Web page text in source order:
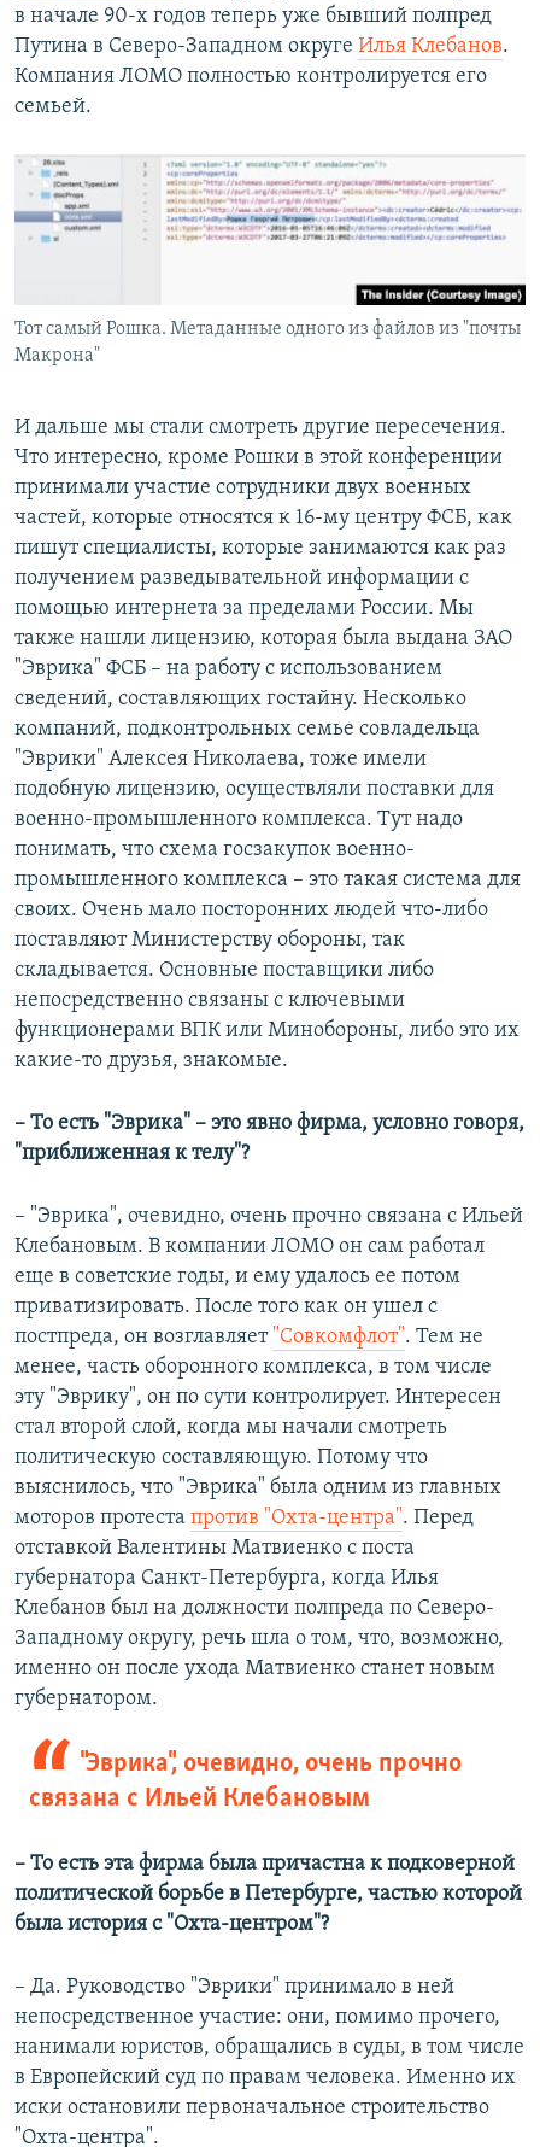
в начале 90-х годов теперь уже бывший полпред
Путина в Северо-Западном округе Илья Клебанов.
Компания ЛОМО полностью контролируется его
семьей.
Тот самый Рошка. Метаданные одного из файлов из "почты
Макрона"
И дальше мы стали смотреть другие пересечения.
Что интересно, кроме Рошки в этой конференции
принимали участие сотрудники двух военных
частей, которые относятся к 16-му центру ФСБ, как
пишут специалисты, которые занимаются как раз
получением разведывательной информации с
помощью интернета за пределами России. Мы
также нашли лицензию, которая была выдана ЗАО
"Эврика" ФСБ – на работу с использованием
сведений, составляющих гостайну. Несколько
компаний, подконтрольных семье совладельца
"Эврики" Алексея Николаева, тоже имели
подобную лицензию, осуществляли поставки для
военно-промышленного комплекса. Тут надо
понимать, что схема госзакупок военно-
промышленного комплекса – это такая система для
своих. Очень мало посторонних людей что-либо
поставляют Министерству обороны, так
складывается. Основные поставщики либо
непосредственно связаны с ключевыми
функционерами ВПК или Минобороны, либо это их
какие-то друзья, знакомые.
– То есть "Эврика" – это явно фирма, условно говоря,
"приближенная к телу"?
– "Эврика", очевидно, очень прочно связана с Ильей
Клебановым. В компании ЛОМО он сам работал
еще в советские годы, и ему удалось ее потом
приватизировать. После того как он ушел с
постпреда, он возглавляет "Совкомфлот". Тем не
менее, часть оборонного комплекса, в том числе
эту "Эврику", он по сути контролирует. Интересен
стал второй слой, когда мы начали смотреть
политическую составляющую. Потому что
выяснилось, что "Эврика" была одним из главных
моторов протеста против "Охта-центра". Перед
отставкой Валентины Матвиенко с поста
губернатора Санкт-Петербурга, когда Илья
Клебанов был на должности полпреда по Северо-
Западному округу, речь шла о том, что, возможно,
именно он после ухода Матвиенко станет новым
губернатором.
"Эврика", очевидно, очень прочно
связана с Ильей Клебановым
– То есть эта фирма была причастна к подковерной
политической борьбе в Петербурге, частью которой
была история с "Охта-центром"?
– Да. Руководство "Эврики" принимало в ней
непосредственное участие: они, помимо прочего,
нанимали юристов, обращались в суды, в том числе
в Европейский суд по правам человека. Именно их
иски остановили первоначальное строительство
"Охта-центра".